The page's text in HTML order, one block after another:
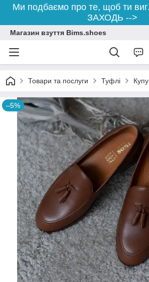
Ми подбаємо про те, щоб ти
ЗАХОДЬ -->
Магазин взуття Bims.shoes
Товари та послуги Туфлі
–5%